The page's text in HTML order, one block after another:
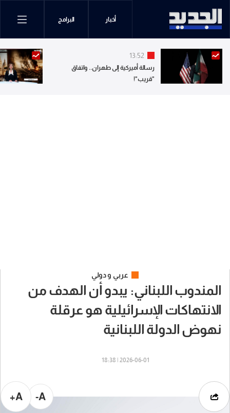
أخبار البرامج
13:52
رسالة أميركية إلى طهران.. واتفاق
"قريب"!
عربي و دولي
المندوب اللبناني: يبدو أن الهدف من
الانتهاكات الإسرائيلية هو عرقلة
نهوض الدولة اللبنانية
2026-06-01 | 18:38
A-
A+